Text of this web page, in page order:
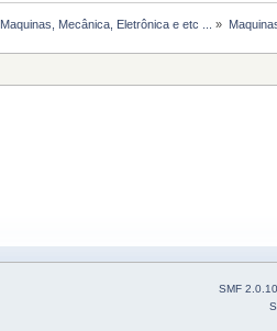
Maquinas, Mecânica, Eletrônica e etc ... »
SMF 2.0.10